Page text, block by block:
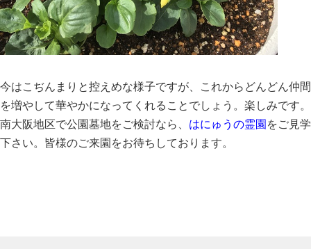
今はこぢんまりと控えめな様子ですが、これからどんどん仲間
を増やして華やかになってくれることでしょう。楽しみです。
南大阪地区で公園墓地をご検討なら、 はにゅうの霊園 をご見学
下さい。皆様のご来園をお待ちしております。